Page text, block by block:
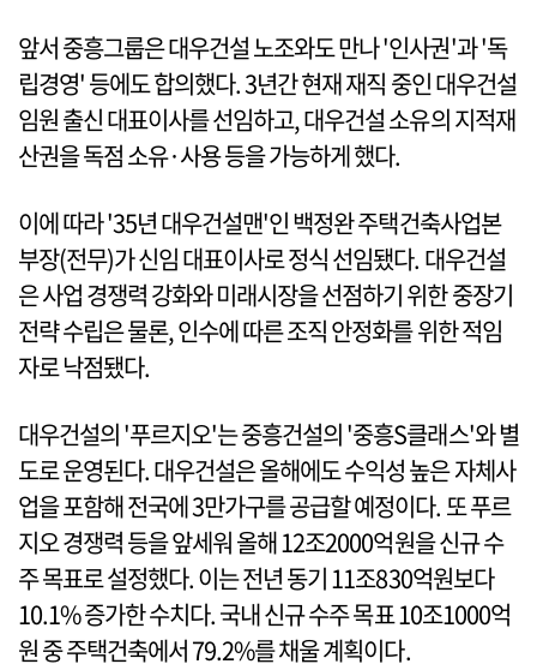
앞서 중흥그룹은 대우건설 노조와도 만나 '인사권'과 '독
립경영' 등에도 합의했다. 3년간 현재 재직 중인 대우건설
임원 출신 대표이사를 선임하고, 대우건설 소유의 지적재
산권을 독점 소유·사용 등을 가능하게 했다.
이에 따라 '35년 대우건설맨'인 백정완 주택건축사업본
부장(전무)가 신임 대표이사로 정식 선임됐다. 대우건설
은 사업 경쟁력 강화와 미래시장을 선점하기 위한 중장기
전략 수립은 물론, 인수에 따른 조직 안정화를 위한 적임
자로 낙점됐다.
대우건설의 '푸르지오'는 중흥건설의 '중흥S클래스'와 별
도로 운영된다. 대우건설은 올해에도 수익성 높은 자체사
업을 포함해 전국에 3만가구를 공급할 예정이다. 또 푸르
지오 경쟁력 등을 앞세워 올해 12조2000억원을 신규 수
주 목표로 설정했다. 이는 전년 동기 11조830억원보다
10.1% 증가한 수치다. 국내 신규 수주 목표 10조1000억
원 중 주택건축에서 79.2%를 채울 계획이다.